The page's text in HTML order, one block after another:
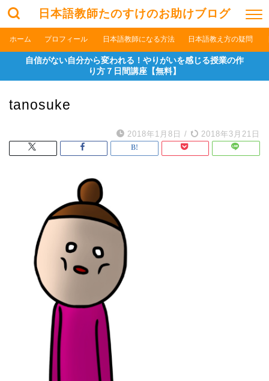
日本語教師たのすけのお助けブログ
ホーム プロフィール 日本語教師になる方法 日本語教え方の疑問
自信がない自分から変われる！やりがいを感じる授業の作
り方７日間講座【無料】
tanosuke
2018年1月8日 / 2018年3月21日